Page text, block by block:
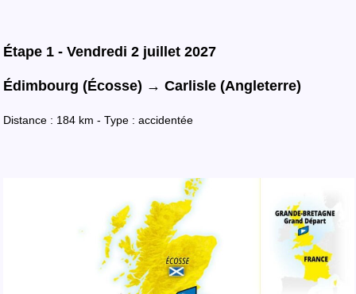
Étape 1 - Vendredi 2 juillet 2027
Édimbourg (Écosse) → Carlisle (Angleterre)
Distance : 184 km - Type : accidentée